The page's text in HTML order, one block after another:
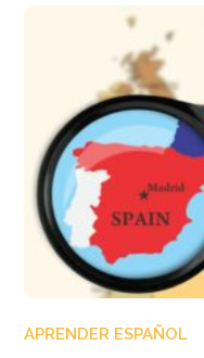
APRENDER ESPAÑOL